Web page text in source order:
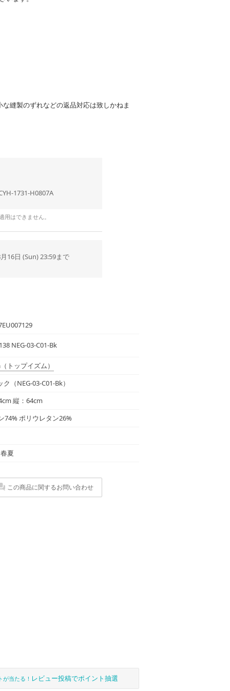
縫製のずれなどの返品対応は致しかねま
1731-H0807A
はできません。
16日 (Sun) 23:59まで
NEG-03-C01-Bk
（トップイズム）
ク（NEG-03-C01-Bk）
縦：64cm
74% ポリウレタン26%
夏
この商品に関するお問い合わせ
が当たる！ レビュー投稿でポイント抽選